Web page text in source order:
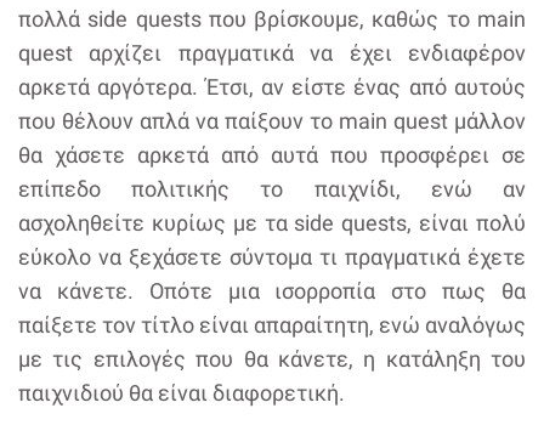
πολλά side quests που βρίσκουμε, καθώς το main
quest αρχίζει πραγματικά να έχει ενδιαφέρον
αρκετά αργότερα. Έτσι, αν είστε ένας από αυτούς
που θέλουν απλά να παίξουν το main quest μάλλον
θα χάσετε αρκετά από αυτά που προσφέρει σε
επίπεδο πολιτικής το παιχνίδι, ενώ αν
ασχοληθείτε κυρίως με τα side quests, είναι πολύ
εύκολο να ξεχάσετε σύντομα τι πραγματικά έχετε
να κάνετε. Οπότε μια ισορροπία στο πως θα
παίξετε τον τίτλο είναι απαραίτητη, ενώ αναλόγως
με τις επιλογές που θα κάνετε, η κατάληξη του
παιχνιδιού θα είναι διαφορετική.